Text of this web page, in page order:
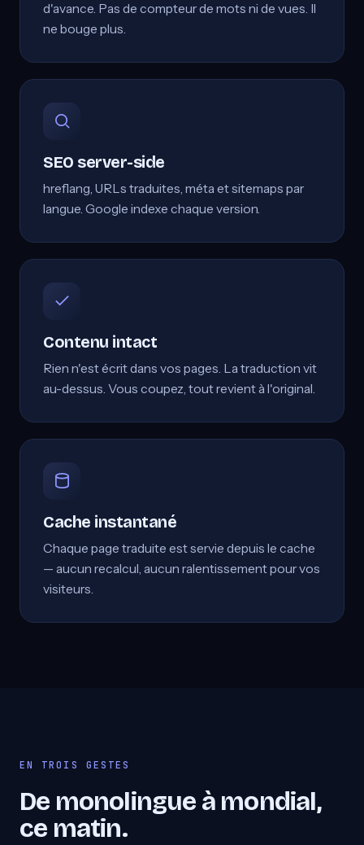
d'avance. Pas de compteur de mots ni de vues. Il
ne bouge plus.
SEO server-side
hreflang, URLs traduites, méta et sitemaps par
langue. Google indexe chaque version.
Contenu intact
Rien n'est écrit dans vos pages. La traduction vit
au-dessus. Vous coupez, tout revient à l'original.
Cache instantané
Chaque page traduite est servie depuis le cache
— aucun recalcul, aucun ralentissement pour vos
visiteurs.
EN TROIS GESTES
De monolingue à mondial,
ce matin.